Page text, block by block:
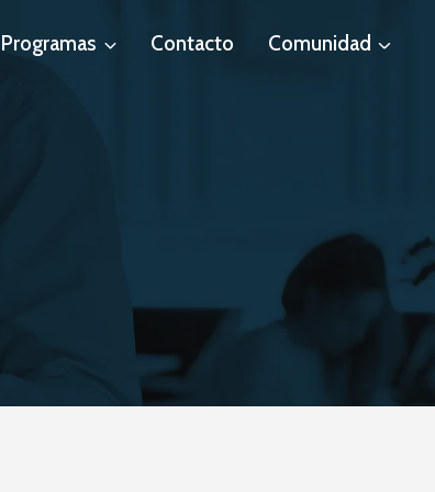
Programas Contacto Comunidad